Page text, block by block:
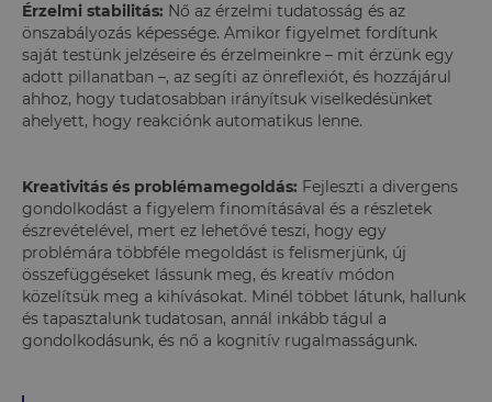
Érzelmi stabilitás: Nő az érzelmi tudatosság és az
önszabályozás képessége. Amikor figyelmet fordítunk
saját testünk jelzéseire és érzelmeinkre – mit érzünk egy
adott pillanatban –, az segíti az önreflexiót, és hozzájárul
ahhoz, hogy tudatosabban irányítsuk viselkedésünket
ahelyett, hogy reakciónk automatikus lenne.
Kreativitás és problémamegoldás: Fejleszti a divergens
gondolkodást a figyelem finomításával és a részletek
észrevételével, mert ez lehetővé teszi, hogy egy
problémára többféle megoldást is felismerjünk, új
összefüggéseket lássunk meg, és kreatív módon
közelítsük meg a kihívásokat. Minél többet látunk, hallunk
és tapasztalunk tudatosan, annál inkább tágul a
gondolkodásunk, és nő a kognitív rugalmasságunk.